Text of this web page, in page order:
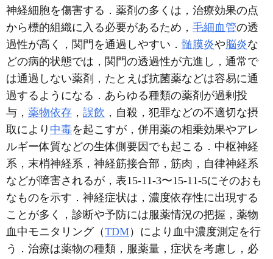
神経細胞を傷害する．薬剤の多くは，治療効果の点
から標的組織に入る必要があるため， 毛細血管の透
過性が高く，関門を通過しやすい． 髄膜炎や脳炎な
どの病的状態では，関門の透過性が亢進し，通常で
は通過しない薬剤，たとえば抗菌薬などは容易に通
過するようになる．あらゆる種類の薬剤が過剰投
与， 薬物依存 ， 誤飲 ，自殺，犯罪などの不適切な摂
取により 中毒を起こすが，併用薬の相乗効果やアレ
ルギー体質などの生体側要因でも起こる．中枢神経
系，末梢神経系，神経筋接合部，筋肉，自律神経系
などが障害されるが，表15-11-3〜15-11-5にそのおも
なものを示す．神経症状は，濃度依存性に出現する
ことが多く，診断や予防には服薬情況の把握，薬物
血中モニタリング（TDM）により血中濃度測定を行
う．治療は薬物の種類，服薬量，症状を考慮し，必